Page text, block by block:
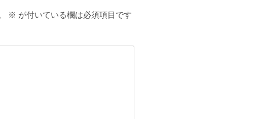
※ が付いている欄は必須項目です